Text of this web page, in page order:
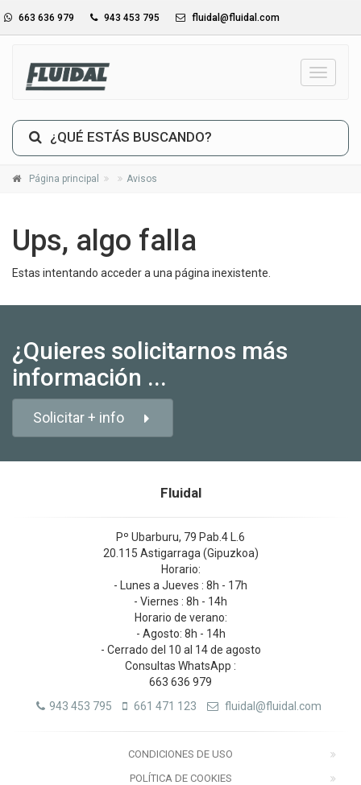
663 636 979 943 453 795 fluidal@fluidal.com
¿QUÉ ESTÁS BUSCANDO?
Página principal Avisos
Ups, algo falla
Estas intentando acceder a una página inexistente.
¿Quieres solicitarnos más
información ...
Solicitar + info
Fluidal
Pº Ubarburu, 79 Pab.4 L.6
20.115 Astigarraga (Gipuzkoa)
Horario:
- Lunes a Jueves : 8h - 17h
- Viernes : 8h - 14h
Horario de verano:
- Agosto: 8h - 14h
- Cerrado del 10 al 14 de agosto
Consultas WhatsApp :
663 636 979
943 453 795
661 471 123 fluidal@fluidal.com
CONDICIONES DE USO
POLÍTICA DE COOKIES